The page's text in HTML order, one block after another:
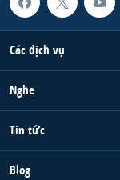
Các dịch vụ
Nghe
Tin tức
Blog